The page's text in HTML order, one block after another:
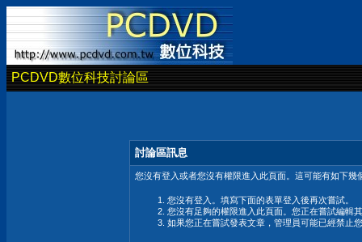
PCDVD數位科技討論區
討論區訊息
您沒有登入或者您沒有權限進入此頁面。這可能有如下幾
您沒有登入。填寫下面的表單登入後再次嘗試。
您沒有足夠的權限進入此頁面。您正在嘗試編輯
如果您正在嘗試發表文章，管理員可能已經禁止